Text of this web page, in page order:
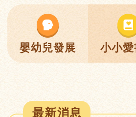
嬰幼兒發展 小小愛
最新消息